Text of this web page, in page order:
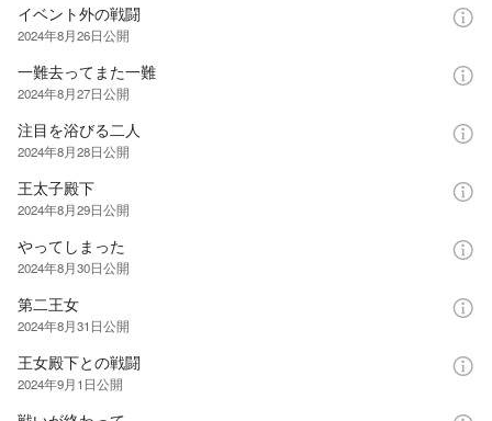
イベント外の戦闘
2024年8月26日公開
一難去ってまた一難
2024年8月27日公開
注目を浴びる二人
2024年8月28日公開
王太子殿下
2024年8月29日公開
やってしまった
2024年8月30日公開
第二王女
2024年8月31日公開
王女殿下との戦闘
2024年9月1日公開